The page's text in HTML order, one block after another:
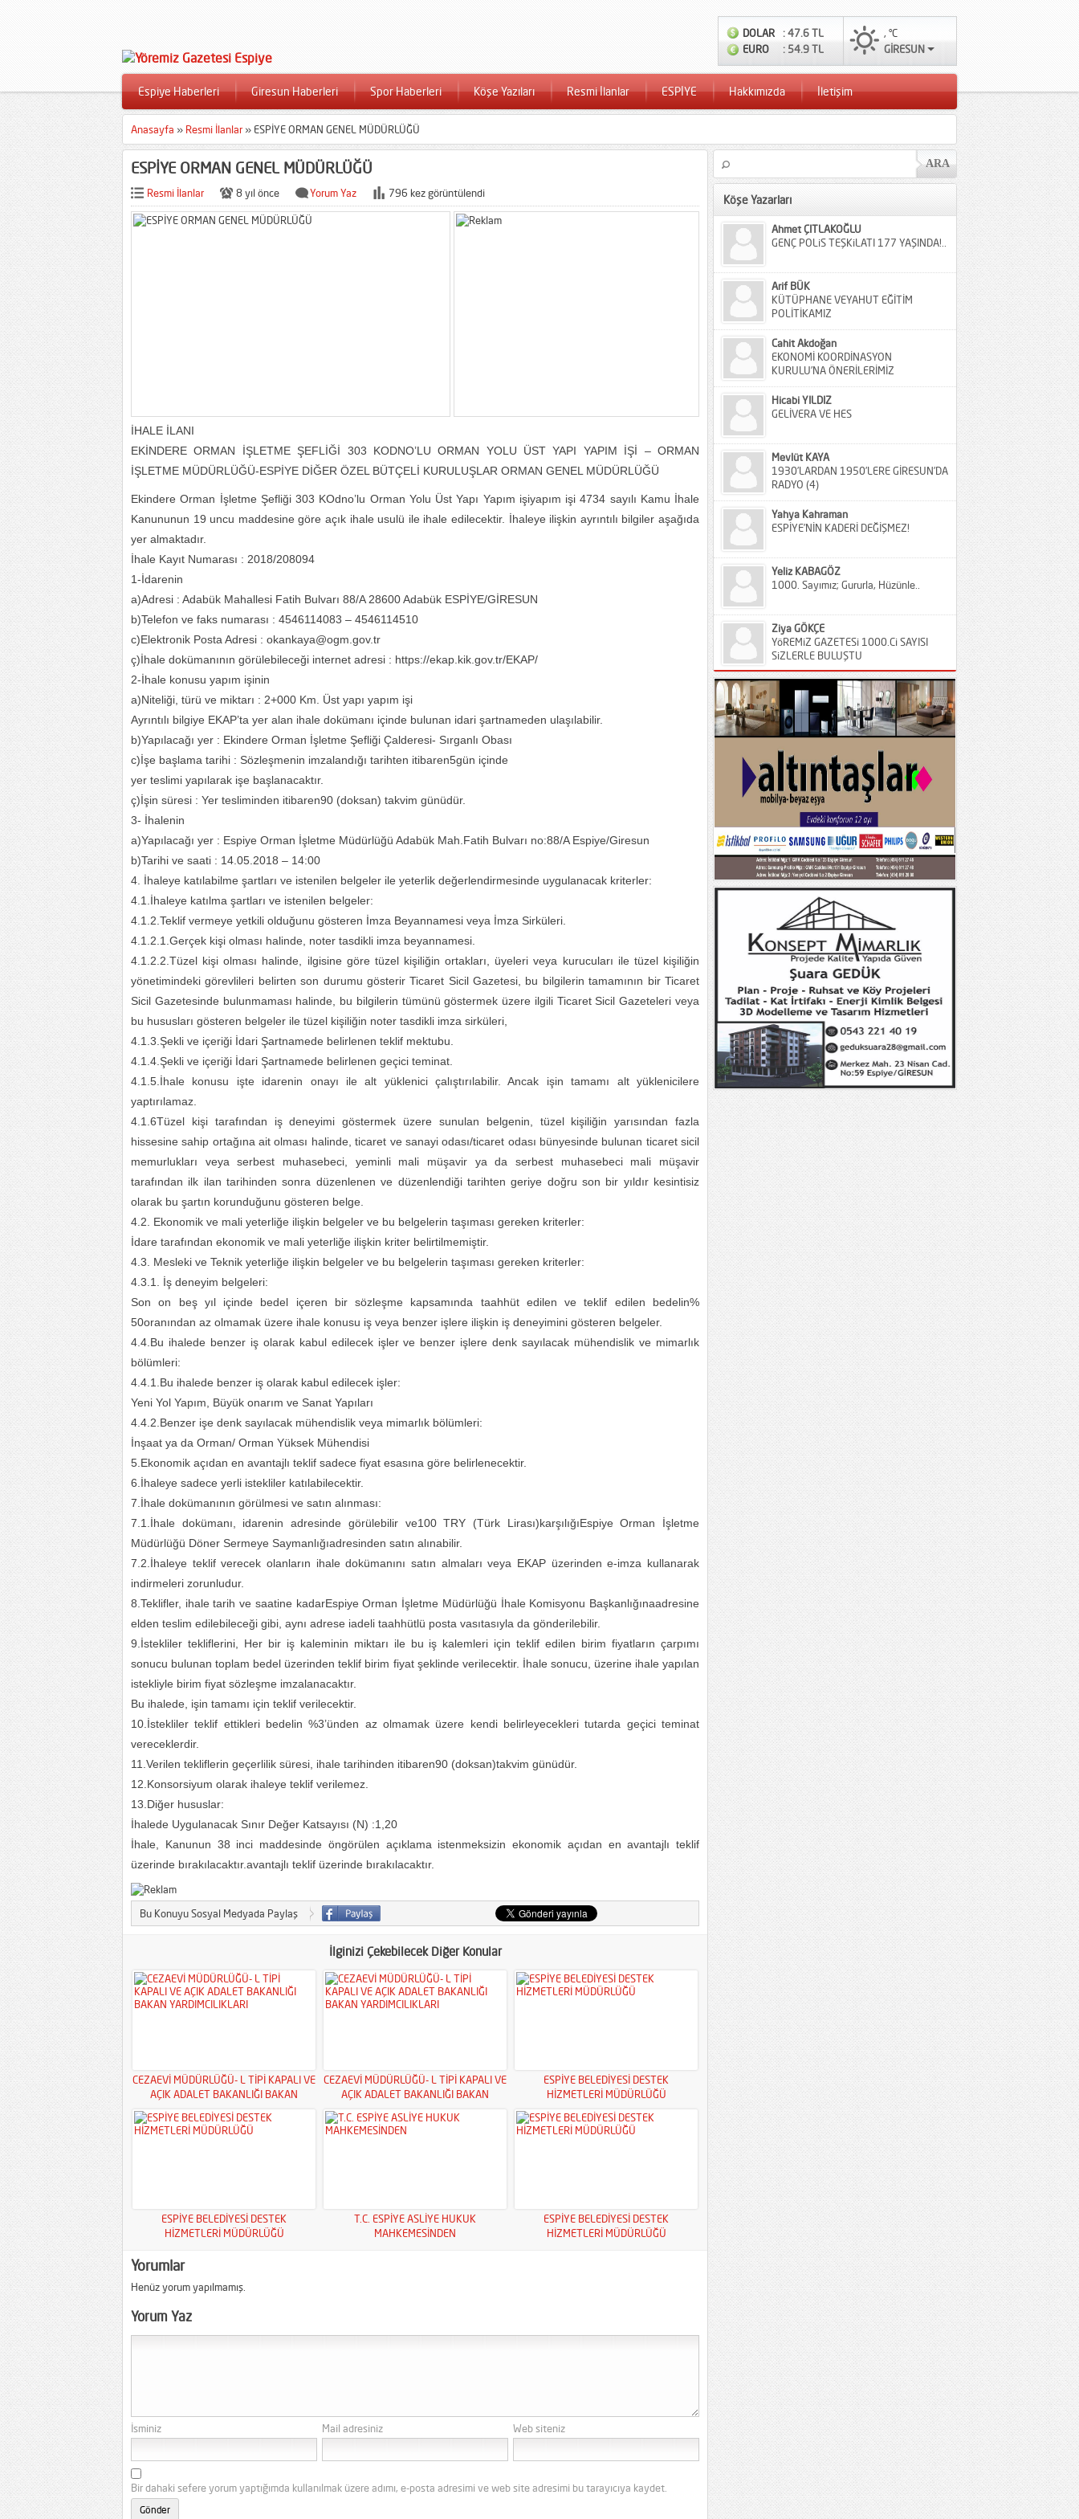
DOLAR
: 47.6 TL
EURO
: 54.9 TL
, °C
GİRESUN
Espiye Haberleri Giresun Haberleri Spor Haberleri Köşe Yazıları Resmi İlanlar ESPİYE Hakkımızda İletişim
Anasayfa » Resmi İlanlar » ESPİYE ORMAN GENEL MÜDÜRLÜĞÜ
ESPİYE ORMAN GENEL MÜDÜRLÜĞÜ
Resmi İlanlar 8 yıl önce Yorum Yaz 796 kez görüntülendi
İHALE İLANI
EKİNDERE ORMAN İŞLETME ŞEFLİĞİ 303 KODNO’LU ORMAN YOLU ÜST YAPI YAPIM İŞİ – ORMAN
İŞLETME MÜDÜRLÜĞÜ-ESPİYE DİĞER ÖZEL BÜTÇELİ KURULUŞLAR ORMAN GENEL MÜDÜRLÜĞÜ
Ekindere Orman İşletme Şefliği 303 KOdno’lu Orman Yolu Üst Yapı Yapım işiyapım işi 4734 sayılı Kamu İhale
Kanununun 19 uncu maddesine göre açık ihale usulü ile ihale edilecektir. İhaleye ilişkin ayrıntılı bilgiler aşağıda
yer almaktadır.
İhale Kayıt Numarası : 2018/208094
1-İdarenin
a)Adresi : Adabük Mahallesi Fatih Bulvarı 88/A 28600 Adabük ESPİYE/GİRESUN
b)Telefon ve faks numarası : 4546114083 – 4546114510
c)Elektronik Posta Adresi : okankaya@ogm.gov.tr
ç)İhale dokümanının görülebileceği internet adresi : https://ekap.kik.gov.tr/EKAP/
2-İhale konusu yapım işinin
a)Niteliği, türü ve miktarı : 2+000 Km. Üst yapı yapım işi
Ayrıntılı bilgiye EKAP’ta yer alan ihale dokümanı içinde bulunan idari şartnameden ulaşılabilir.
b)Yapılacağı yer : Ekindere Orman İşletme Şefliği Çalderesi- Sırganlı Obası
c)İşe başlama tarihi : Sözleşmenin imzalandığı tarihten itibaren5gün içinde
yer teslimi yapılarak işe başlanacaktır.
ç)İşin süresi : Yer tesliminden itibaren90 (doksan) takvim günüdür.
3- İhalenin
a)Yapılacağı yer : Espiye Orman İşletme Müdürlüğü Adabük Mah.Fatih Bulvarı no:88/A Espiye/Giresun
b)Tarihi ve saati : 14.05.2018 – 14:00
4. İhaleye katılabilme şartları ve istenilen belgeler ile yeterlik değerlendirmesinde uygulanacak kriterler:
4.1.İhaleye katılma şartları ve istenilen belgeler:
4.1.2.Teklif vermeye yetkili olduğunu gösteren İmza Beyannamesi veya İmza Sirküleri.
4.1.2.1.Gerçek kişi olması halinde, noter tasdikli imza beyannamesi.
4.1.2.2.Tüzel kişi olması halinde, ilgisine göre tüzel kişiliğin ortakları, üyeleri veya kurucuları ile tüzel kişiliğin
yönetimindeki görevlileri belirten son durumu gösterir Ticaret Sicil Gazetesi, bu bilgilerin tamamının bir Ticaret
Sicil Gazetesinde bulunmaması halinde, bu bilgilerin tümünü göstermek üzere ilgili Ticaret Sicil Gazeteleri veya
bu hususları gösteren belgeler ile tüzel kişiliğin noter tasdikli imza sirküleri,
4.1.3.Şekli ve içeriği İdari Şartnamede belirlenen teklif mektubu.
4.1.4.Şekli ve içeriği İdari Şartnamede belirlenen geçici teminat.
4.1.5.İhale konusu işte idarenin onayı ile alt yüklenici çalıştırılabilir. Ancak işin tamamı alt yüklenicilere
yaptırılamaz.
4.1.6Tüzel kişi tarafından iş deneyimi göstermek üzere sunulan belgenin, tüzel kişiliğin yarısından fazla
hissesine sahip ortağına ait olması halinde, ticaret ve sanayi odası/ticaret odası bünyesinde bulunan ticaret sicil
memurlukları veya serbest muhasebeci, yeminli mali müşavir ya da serbest muhasebeci mali müşavir
tarafından ilk ilan tarihinden sonra düzenlenen ve düzenlendiği tarihten geriye doğru son bir yıldır kesintisiz
olarak bu şartın korunduğunu gösteren belge.
4.2. Ekonomik ve mali yeterliğe ilişkin belgeler ve bu belgelerin taşıması gereken kriterler:
İdare tarafından ekonomik ve mali yeterliğe ilişkin kriter belirtilmemiştir.
4.3. Mesleki ve Teknik yeterliğe ilişkin belgeler ve bu belgelerin taşıması gereken kriterler:
4.3.1. İş deneyim belgeleri:
Son on beş yıl içinde bedel içeren bir sözleşme kapsamında taahhüt edilen ve teklif edilen bedelin%
50oranından az olmamak üzere ihale konusu iş veya benzer işlere ilişkin iş deneyimini gösteren belgeler.
4.4.Bu ihalede benzer iş olarak kabul edilecek işler ve benzer işlere denk sayılacak mühendislik ve mimarlık
bölümleri:
4.4.1.Bu ihalede benzer iş olarak kabul edilecek işler:
Yeni Yol Yapım, Büyük onarım ve Sanat Yapıları
4.4.2.Benzer işe denk sayılacak mühendislik veya mimarlık bölümleri:
İnşaat ya da Orman/ Orman Yüksek Mühendisi
5.Ekonomik açıdan en avantajlı teklif sadece fiyat esasına göre belirlenecektir.
6.İhaleye sadece yerli istekliler katılabilecektir.
7.İhale dokümanının görülmesi ve satın alınması:
7.1.İhale dokümanı, idarenin adresinde görülebilir ve100 TRY (Türk Lirası)karşılığıEspiye Orman İşletme
Müdürlüğü Döner Sermeye Saymanlığıadresinden satın alınabilir.
7.2.İhaleye teklif verecek olanların ihale dokümanını satın almaları veya EKAP üzerinden e-imza kullanarak
indirmeleri zorunludur.
8.Teklifler, ihale tarih ve saatine kadarEspiye Orman İşletme Müdürlüğü İhale Komisyonu Başkanlığınaadresine
elden teslim edilebileceği gibi, aynı adrese iadeli taahhütlü posta vasıtasıyla da gönderilebilir.
9.İstekliler tekliflerini, Her bir iş kaleminin miktarı ile bu iş kalemleri için teklif edilen birim fiyatların çarpımı
sonucu bulunan toplam bedel üzerinden teklif birim fiyat şeklinde verilecektir. İhale sonucu, üzerine ihale yapılan
istekliyle birim fiyat sözleşme imzalanacaktır.
Bu ihalede, işin tamamı için teklif verilecektir.
10.İstekliler teklif ettikleri bedelin %3’ünden az olmamak üzere kendi belirleyecekleri tutarda geçici teminat
vereceklerdir.
11.Verilen tekliflerin geçerlilik süresi, ihale tarihinden itibaren90 (doksan)takvim günüdür.
12.Konsorsiyum olarak ihaleye teklif verilemez.
13.Diğer hususlar:
İhalede Uygulanacak Sınır Değer Katsayısı (N) :1,20
İhale, Kanunun 38 inci maddesinde öngörülen açıklama istenmeksizin ekonomik açıdan en avantajlı teklif
üzerinde bırakılacaktır.avantajlı teklif üzerinde bırakılacaktır.
Bu Konuyu Sosyal Medyada Paylaş
İlginizi Çekebilecek Diğer Konular
CEZAEVİ MÜDÜRLÜĞÜ- L TİPİ KAPALI VE
AÇIK ADALET BAKANLIĞI BAKAN
CEZAEVİ MÜDÜRLÜĞÜ- L TİPİ KAPALI VE
AÇIK ADALET BAKANLIĞI BAKAN
ESPİYE BELEDİYESİ DESTEK
HİZMETLERİ MÜDÜRLÜĞÜ
ESPİYE BELEDİYESİ DESTEK
HİZMETLERİ MÜDÜRLÜĞÜ
T.C. ESPİYE ASLİYE HUKUK
MAHKEMESİNDEN
ESPİYE BELEDİYESİ DESTEK
HİZMETLERİ MÜDÜRLÜĞÜ
Yorumlar
Henüz yorum yapılmamış.
Yorum Yaz
İsminiz Mail adresiniz Web siteniz
Bir dahaki sefere yorum yaptığımda kullanılmak üzere adımı, e-posta adresimi ve web site adresimi bu tarayıcıya kaydet.
Köşe Yazarları
Ahmet ÇITLAKOĞLU
GENÇ POLiS TEŞKiLATI 177 YAŞINDA!..
Arif BÜK
KÜTÜPHANE VEYAHUT EĞİTİM
POLİTİKAMIZ
Cahit Akdoğan
EKONOMİ KOORDİNASYON
KURULU’NA ÖNERİLERİMİZ
Hicabi YILDIZ
GELİVERA VE HES
Mevlüt KAYA
1930’LARDAN 1950’LERE GİRESUN’DA
RADYO (4)
Yahya Kahraman
ESPİYE’NİN KADERİ DEĞİŞMEZ!
Yeliz KABAGÖZ
1000. Sayımız; Gururla, Hüzünle..
Ziya GÖKÇE
YöREMiZ GAZETESi 1000.Ci SAYISI
SiZLERLE BULUŞTU